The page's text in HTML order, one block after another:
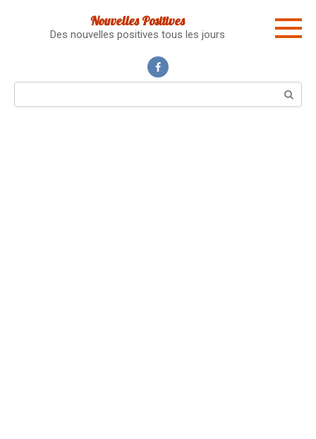
Nouvelles Positives
Des nouvelles positives tous les jours